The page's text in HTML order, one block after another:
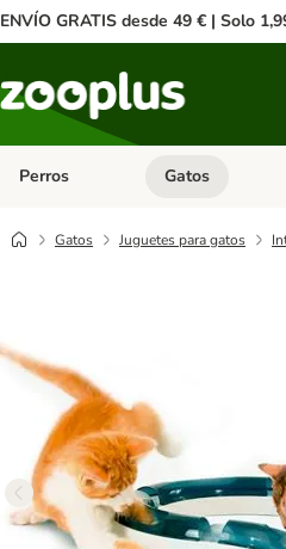
ENVÍO GRATIS desde 49 € | Solo
Perros Menú de
Gatos
Gatos Juguetes para gatos